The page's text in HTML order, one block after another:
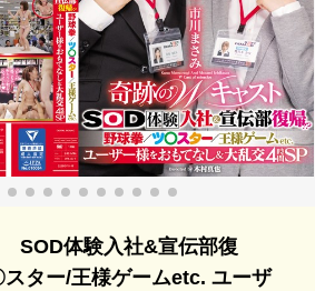
SOD体験入社&宣伝部復
ター/王様ゲームetc. ユーザ